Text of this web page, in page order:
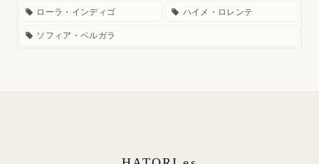
ローラ・インディゴ ハイメ・ロレンテ
ソフィア・ベルガラ